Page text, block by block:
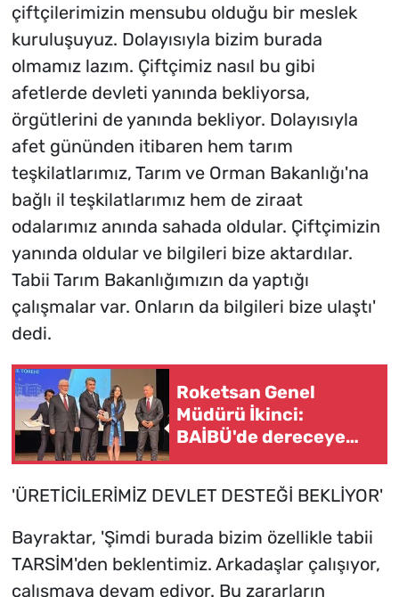
çiftçilerimizin mensubu olduğu bir meslek
kuruluşuyuz. Dolayısıyla bizim burada
olmamız lazım. Çiftçimiz nasıl bu gibi
afetlerde devleti yanında bekliyorsa,
örgütlerini de yanında bekliyor. Dolayısıyla
afet gününden itibaren hem tarım
teşkilatlarımız, Tarım ve Orman Bakanlığı'na
bağlı il teşkilatlarımız hem de ziraat
odalarımız anında sahada oldular. Çiftçimizin
yanında oldular ve bilgileri bize aktardılar.
Tabii Tarım Bakanlığımızın da yaptığı
çalışmalar var. Onların da bilgileri bize ulaştı'
dedi.
Roketsan Genel
Müdürü İkinci:
BAİBÜ'de dereceye
giren mezunları işe
alım sürecine dahil
edeceğiz
'ÜRETİCİLERİMİZ DEVLET DESTEĞİ BEKLİYOR'
Bayraktar, 'Şimdi burada bizim özellikle tabii
TARSİM'den beklentimiz. Arkadaşlar çalışıyor,
çalışmaya devam ediyor. Bu zararların